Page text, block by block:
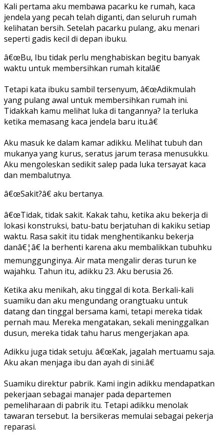
Kali pertama aku membawa pacarku ke rumah, kaca
jendela yang pecah telah diganti, dan seluruh rumah
kelihatan bersih. Setelah pacarku pulang, aku menari
seperti gadis kecil di depan ibuku.
â€œBu, Ibu tidak perlu menghabiskan begitu banyak
waktu untuk membersihkan rumah kita!â€
Tetapi kata ibuku sambil tersenyum, â€œAdikmulah
yang pulang awal untuk membersihkan rumah ini.
Tidakkah kamu melihat luka di tangannya? Ia terluka
ketika memasang kaca jendela baru itu.â€
Aku masuk ke dalam kamar adikku. Melihat tubuh dan
mukanya yang kurus, seratus jarum terasa menusukku.
Aku mengoleskan sedikit salep pada luka tersayat kaca
dan membalutnya.
â€œSakit?â€ aku bertanya.
â€œTidak, tidak sakit. Kakak tahu, ketika aku bekerja di
lokasi konstruksi, batu-batu berjatuhan di kakiku setiap
waktu. Rasa sakit itu tidak menghentikanku bekerja
danâ€¦â€ Ia berhenti karena aku membalikkan tubuhku
memunggunginya. Air mata mengalir deras turun ke
wajahku. Tahun itu, adikku 23. Aku berusia 26.
Ketika aku menikah, aku tinggal di kota. Berkali-kali
suamiku dan aku mengundang orangtuaku untuk
datang dan tinggal bersama kami, tetapi mereka tidak
pernah mau. Mereka mengatakan, sekali meninggalkan
dusun, mereka tidak tahu harus mengerjakan apa.
Adikku juga tidak setuju. â€œKak, jagalah mertuamu saja.
Aku akan menjaga ibu dan ayah di sini.â€
Suamiku direktur pabrik. Kami ingin adikku mendapatkan
pekerjaan sebagai manajer pada departemen
pemeliharaan di pabrik itu. Tetapi adikku menolak
tawaran tersebut. Ia bersikeras memulai sebagai pekerja
reparasi.